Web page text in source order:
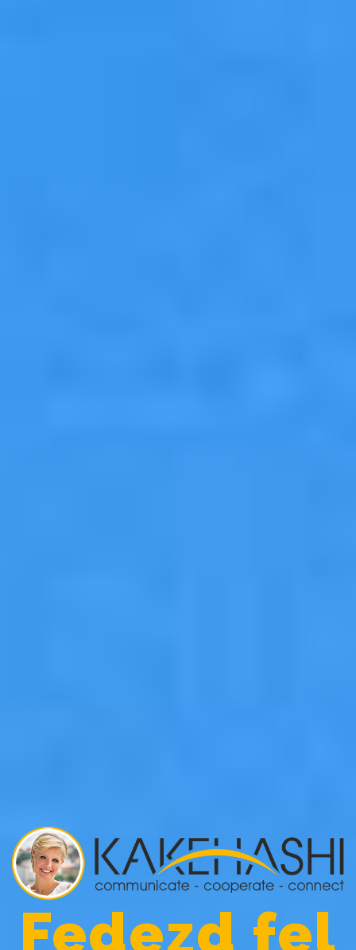
Fedezd fel